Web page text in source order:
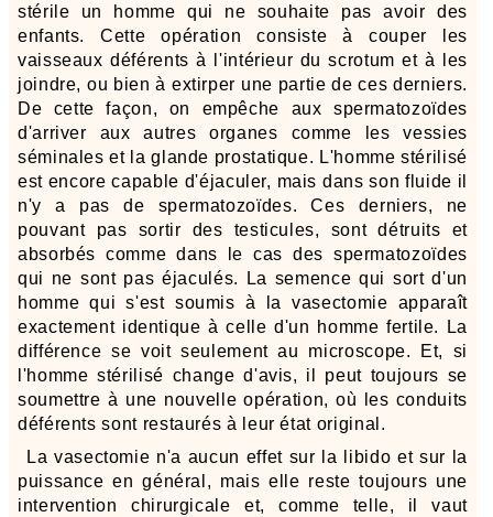
stérile un homme qui ne souhaite pas avoir des
enfants. Cette opération consiste à couper les
vaisseaux déférents à l'intérieur du scrotum et à les
joindre, ou bien à extirper une partie de ces derniers.
De cette façon, on empêche aux spermatozoïdes
d'arriver aux autres organes comme les vessies
séminales et la glande prostatique. L'homme stérilisé
est encore capable d'éjaculer, mais dans son fluide il
n'y a pas de spermatozoïdes. Ces derniers, ne
pouvant pas sortir des testicules, sont détruits et
absorbés comme dans le cas des spermatozoïdes
qui ne sont pas éjaculés. La semence qui sort d'un
homme qui s'est soumis à la vasectomie apparaît
exactement identique à celle d'un homme fertile. La
différence se voit seulement au microscope. Et, si
l'homme stérilisé change d'avis, il peut toujours se
soumettre à une nouvelle opération, où les conduits
déférents sont restaurés à leur état original.
La vasectomie n'a aucun effet sur la libido et sur la
puissance en général, mais elle reste toujours une
intervention chirurgicale et, comme telle, il vaut